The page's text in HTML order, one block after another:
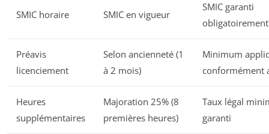
SMIC horaire SMIC en vigueur
SMIC garanti
obligatoirement
Préavis
licenciement
Selon ancienneté (1
à 2 mois)
Minimum
conformément
Heures
supplémentaires
Majoration 25% (8
premières heures)
Taux légal
garanti